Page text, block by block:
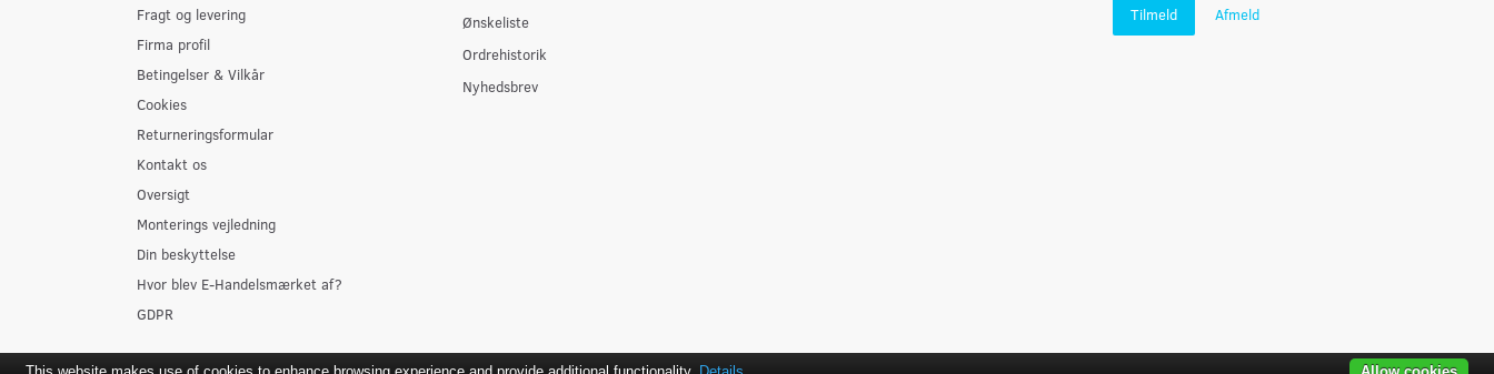
Fragt og levering
Firma profil
Betingelser & Vilkår
Cookies
Returneringsformular
Kontakt os
Oversigt
Monterings vejledning
Din beskyttelse
Hvor blev E-Handelsmærket af?
GDPR
Ønskeliste
Ordrehistorik
Nyhedsbrev
Tilmeld Afmeld